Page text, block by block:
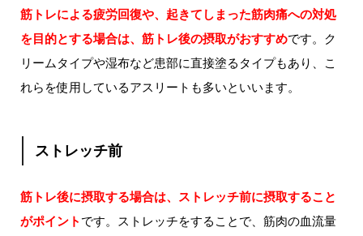
筋トレによる疲労回復や、起きてしまった筋肉痛への対処
を目的とする場合は、筋トレ後の摂取がおすすめです。ク
リームタイプや湿布など患部に直接塗るタイプもあり、こ
れらを使用しているアスリートも多いといいます。
ストレッチ前
筋トレ後に摂取する場合は、ストレッチ前に摂取すること
がポイント です。ストレッチをすることで、筋肉の血流量